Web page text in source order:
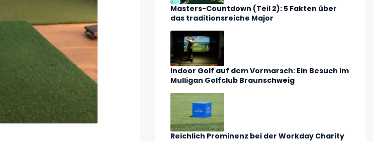
Masters-Countdown (Teil 2): 5 Fakten über
das traditionsreiche Major
Indoor Golf auf dem Vormarsch: Ein Besuch im
Mulligan Golfclub Braunschweig
Reichlich Prominenz bei der Workday Charity